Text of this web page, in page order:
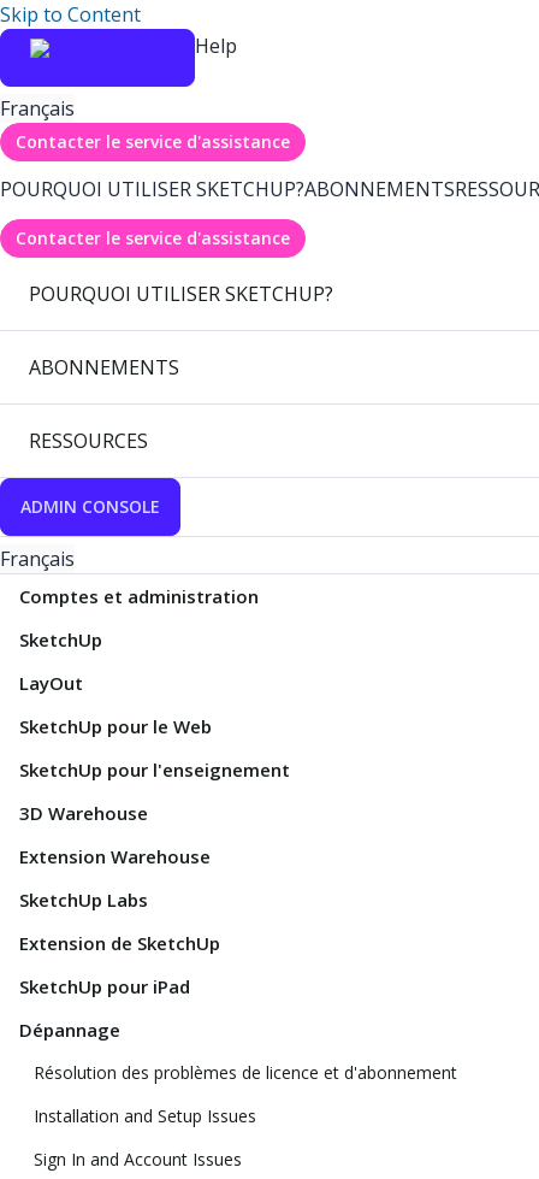
Skip to Content
Help
Français
Contacter le service d'assistance
POURQUOI UTILISER SKETCHUP?ABONNEMENTS
Contacter le service d'assistance
POURQUOI UTILISER SKETCHUP?
ABONNEMENTS
RESSOURCES
ADMIN CONSOLE
Français
Comptes et administration
SketchUp
LayOut
SketchUp pour le Web
SketchUp pour l'enseignement
3D Warehouse
Extension Warehouse
SketchUp Labs
Extension de SketchUp
SketchUp pour iPad
Dépannage
Résolution des problèmes de licence et d'abonnement
Installation and Setup Issues
Sign In and Account Issues